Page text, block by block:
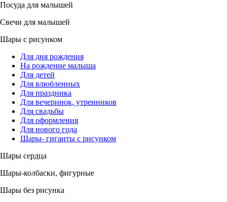
Посуда для малышей
Свечи для малышей
Шары с рисунком
Для дня рождения
На рождение малыша
Для детей
Для влюбленных
Для праздника
Для вечеринок, утренников
Для свадьбы
Для оформления
Для нового года
Шары- гиганты с рисунком
Шары сердца
Шары-колбаски, фигурные
Шары без рисунка